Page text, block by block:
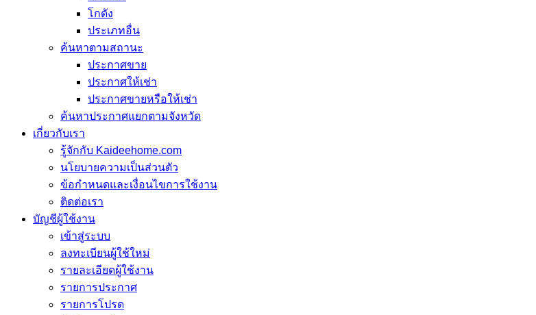
โกดัง
ประเภทอื่น
ค้นหาตามสถานะ
ประกาศขาย
ประกาศให้เช่า
ประกาศขายหรือให้เช่า
ค้นหาประกาศแยกตามจังหวัด
เกี่ยวกับเรา
รู้จักกับ Kaideehome.com
นโยบายความเป็นส่วนตัว
ข้อกำหนดและเงื่อนไขการใช้งาน
ติดต่อเรา
บัญชีผู้ใช้งาน
เข้าสู่ระบบ
ลงทะเบียนผู้ใช้ใหม่
รายละเอียดผู้ใช้งาน
รายการประกาศ
รายการโปรด